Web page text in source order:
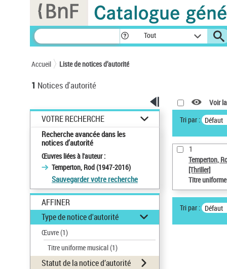
Tout
Accueil Liste de notices d’autorité
1 Notices d'autorité
VOTRE RECHERCHE
Recherche avancée dans les
notices d’autorité
Œuvres liées à l'auteur :
Temperton, Rod (1947-2016)
Sauvegarder votre recherche
AFFINER
Type de notice d'autorité
Œuvre(1)
Titre uniforme musical(1)
Statut de la notice d’autorité
Voir
Tri par : Défaut
1
Temperton,
[Thriller]
Titre
Tri par : Défaut
Panneau de gestion des cookies